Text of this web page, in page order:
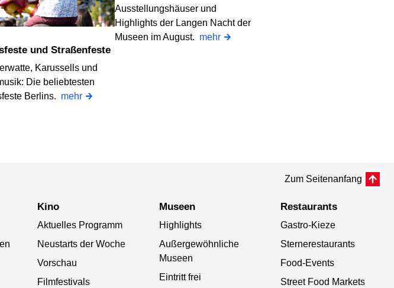
und Straßenfeste
Karussells und
Die beliebtesten
Berlins. mehr
Ausstellungshäuser und
Highlights der Langen Nacht der
Museen im August. mehr
Zum Seitenanfang
Kino
Aktuelles Programm
Neustarts der Woche
Vorschau
Filmfestivals
Museen
Highlights
Außergewöhnliche
Museen
Eintritt frei
Restaurants
Gastro-Kieze
Sternerestaurants
Food-Events
Street Food Markets